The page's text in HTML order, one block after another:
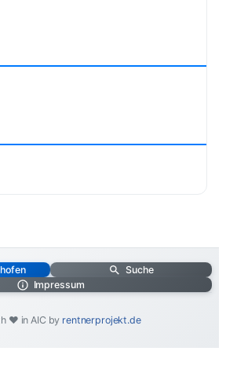
Suche
Impressum
❤️ in AIC by rentnerprojekt.de